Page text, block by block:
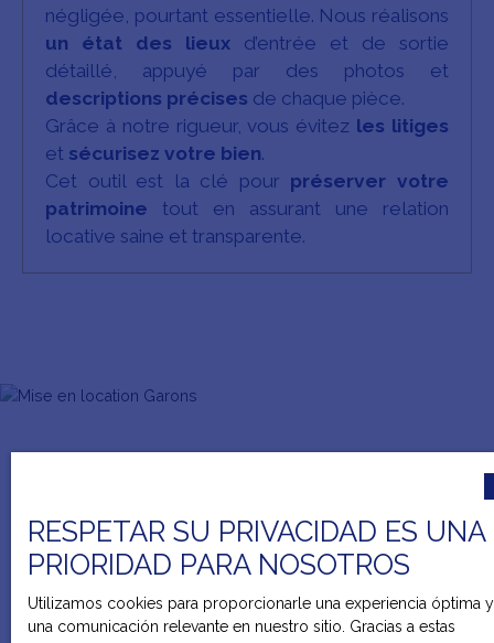
négligée, pourtant essentielle. Nous réalisons
un état des lieux d’entrée et de sortie
détaillé, appuyé par des photos et
descriptions précises de chaque pièce.
Grâce à notre rigueur, vous évitez les litiges
et sécurisez votre bien.
Cet outil est la clé pour préserver votre
patrimoine tout en assurant une relation
locative saine et transparente.
RESPETAR SU PRIVACIDAD ES UNA
PRIORIDAD PARA NOSOTROS
Utilizamos cookies para proporcionarle una experiencia óptima y
una comunicación relevante en nuestro sitio. Gracias a estas